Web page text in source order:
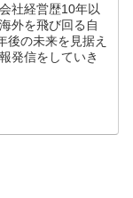
社経営歴10年以
外を飛び回る自
後の未来を見据え
発信をしていき